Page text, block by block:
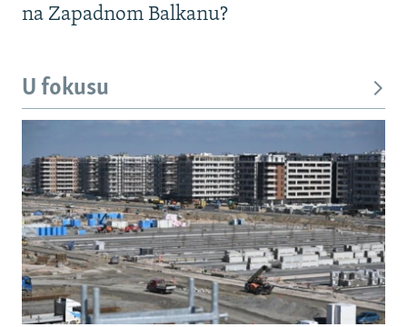
na Zapadnom Balkanu?
U fokusu